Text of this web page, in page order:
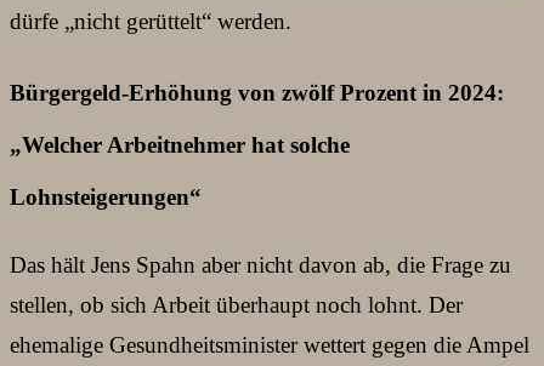
dürfe „nicht gerüttelt“ werden.
Bürgergeld-Erhöhung von zwölf Prozent in 2024:
„Welcher Arbeitnehmer hat solche
Lohnsteigerungen“
Das hält Jens Spahn aber nicht davon ab, die Frage zu
stellen, ob sich Arbeit überhaupt noch lohnt. Der
ehemalige Gesundheitsminister wettert gegen die Ampel